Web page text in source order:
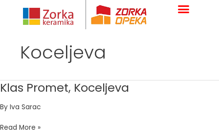
content
Koceljeva
Klas Promet, Koceljeva
By Iva Sarac
Klas
Koceljeva
Read More »